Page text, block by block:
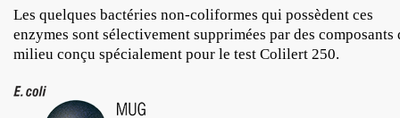
Les quelques bactéries non-coliformes qui possèdent ces
enzymes sont sélectivement supprimées par des composants
milieu conçu spécialement pour le test Colilert 250.